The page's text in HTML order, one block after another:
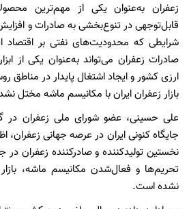
زعفران به‌عنوان یکی از مهم‌ترین
قابل‌توجهی در تنوع‌بخشی به صادرات و
شرایطی که محدودیت‌های نفتی بر اقتصاد
صادرات زعفران می‌تواند به‌عنوان یکی از
ارزی کشور و ایجاد اشتغال پایدار در مناطق
بازار زعفران ایران با مکانیسم ماشه مختل
علی حسینی، عضو شورای ملی زعفران در
جایگاه کنونی ایران در عرصه جهانی
نخستین تولیدکننده و صادرکننده زعفران
تحریم‌ها و فعال‌شدن مکانیسم ماشه، بازار
نشده است.